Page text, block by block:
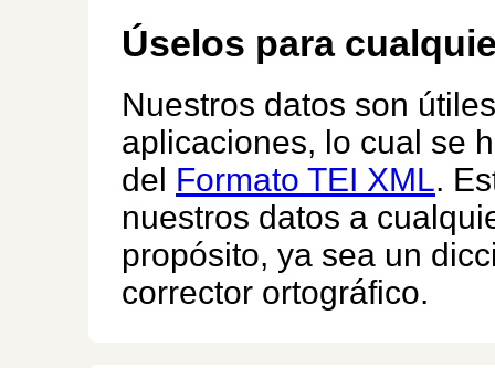
Úselos para
Nuestros datos son
aplicaciones, lo cual se
del Formato TEI XML.
nuestros datos a
propósito, ya sea un
corrector ortográfico.